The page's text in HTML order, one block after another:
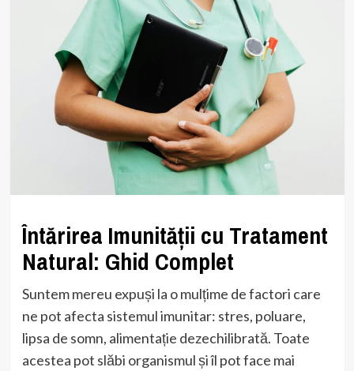
Întărirea Imunității cu Tratament
Natural: Ghid Complet
Suntem mereu expuși la o mulțime de factori care
ne pot afecta sistemul imunitar: stres, poluare,
lipsa de somn, alimentație dezechilibrată. Toate
acestea pot slăbi organismul și îl pot face mai